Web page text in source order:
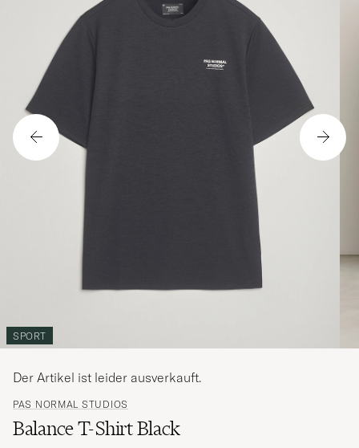
SPORT
PAS NORMAL STUDIOS
Balance T-Shirt Black
Der Artikel ist leider ausverkauft.